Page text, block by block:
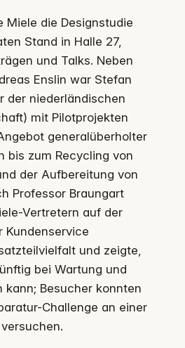
Miele die Designstudie
Stand in Halle 27,
und Talks. Neben
Enslin war Stefan
der niederländischen
mit Pilotprojekten
generalüberholter
bis zum Recycling von
der Aufbereitung von
Professor Braungart
Vertretern auf der
Kundenservice
und zeigte,
bei Wartung und
kann; Besucher konnten
Challenge an einer